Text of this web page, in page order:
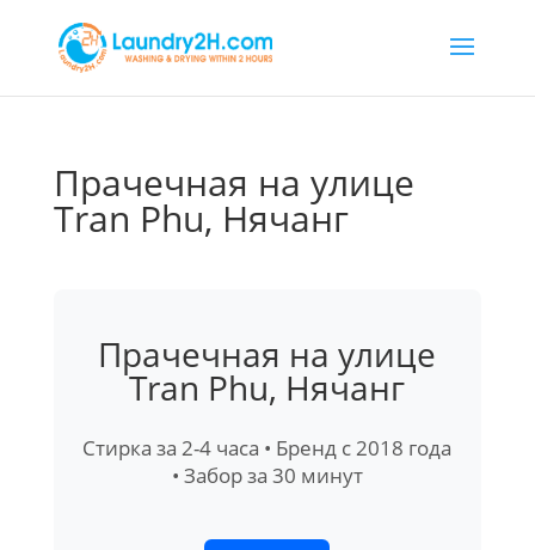
Прачечная на улице
Tran Phu, Нячанг
Прачечная на улице
Tran Phu, Нячанг
Стирка за 2-4 часа • Бренд с 2018 года
• Забор за 30 минут